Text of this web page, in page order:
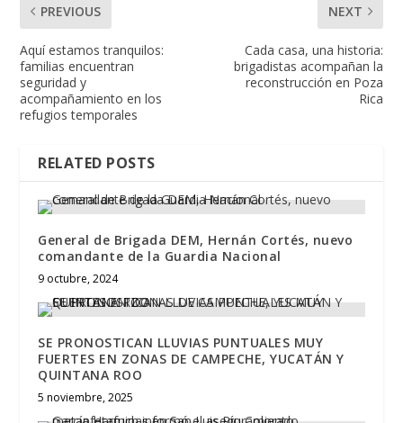
PREVIOUS
Aquí estamos tranquilos:
familias encuentran
seguridad y
acompañamiento en los
refugios temporales
NEXT
Cada casa, una historia:
brigadistas acompañan la
reconstrucción en Poza
Rica
RELATED POSTS
General de Brigada DEM, Hernán Cortés, nuevo
comandante de la Guardia Nacional
9 octubre, 2024
SE PRONOSTICAN LLUVIAS PUNTUALES MUY
FUERTES EN ZONAS DE CAMPECHE, YUCATÁN Y
QUINTANA ROO
5 noviembre, 2025